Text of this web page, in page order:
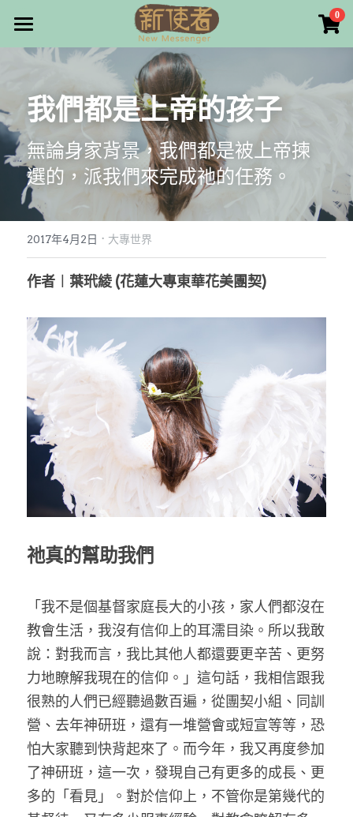
0
最新消息
關於我們
雜誌目錄
雜誌專欄
編者的話
本期主題
台灣教會人物檔案
乘著夢想去旅行
成長部落格
特稿
解惑之窗
神學淺說
信仰生活
好書櫥窗
厝邊頭尾
家書
畫話人生
寫寫畫畫
漫畫
訂購/奉獻/廣告刊登
好站連結
搜索
奉獻支持
我們都是上帝的孩子
無論身家背景，我們都是被上帝揀
選的，派我們來完成祂的任務。
2017年4月2日 · 大專世界
作者︱葉玳綾 (花蓮大專東華花美團契)
祂真的幫助我們
「我不是個基督家庭長大的小孩，家人們都沒在
教會生活，我沒有信仰上的耳濡目染。所以我敢
說：對我而言，我比其他人都還要更辛苦、更努
力地瞭解我現在的信仰。」這句話，我相信跟我
很熟的人們已經聽過數百遍，從團契小組、同訓
營、去年神研班，還有一堆營會或短宣等等，恐
怕大家聽到快背起來了。而今年，我又再度參加
了神研班，這一次，發現自己有更多的成長、更
多的「看見」。對於信仰上，不管你是第幾代的
×
商品分類
所有商品分類